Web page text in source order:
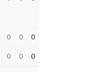
0 0 0
0 0 0